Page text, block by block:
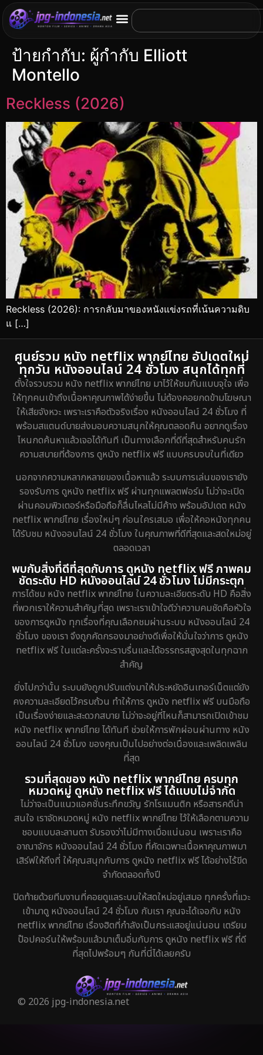
ป้ายกำกับ: ผู้กำกับ Elliott
Montello
Reckless (2026)
Reckless (2026): การกลับมาของหนังแข่งรถที่เน้นความดิบ
แ […]
ศูนย์รวม หนัง netflix พากย์ไทย อัปเดตใหม่
ทุกวัน หนังออนไลน์ 24 ชั่วโมง สนุกได้ทุกที่
ตั้งใจรวบรวม หนัง netflix พากย์ไทย มาไว้ให้ชมกันแบบจุใจ เพื่อ
ให้ทุกคนเข้าถึงเนื้อหาคุณภาพได้ง่ายขึ้น ไม่ต้องคอยกดข้ามโฆษณา
ให้เสียจังหวะ เพราะเราคือตัวจริงเรื่อง หนังออนไลน์ 24 ชั่วโมง ที่
พร้อมสแตนด์บายส่งมอบความสนุกให้คุณตลอดคืน อยากดูเรื่อง
ไหนกดค้นหาแล้วเจอได้ทันที เป็นทางเลือกที่ดีที่สุดสำหรับคนรัก
ความสบายที่ต้องการ ดูหนัง netflix ฟรี แบบครบจบในที่เดียว
นอกจากความหลากหลายของเนื้อหาแล้ว ระบบการเล่นของเรายัง
รองรับการ ดูหนัง netflix ฟรี ผ่านทุกแพลตฟอร์ม ไม่ว่าจะเปิด
ผ่านคอมพิวเตอร์หรือมือถือก็ลื่นไหลไม่มีค้าง พร้อมอัปเดต หนัง
netflix พากย์ไทย เรื่องใหม่ๆ ก่อนใครเสมอ เพื่อให้คอหนังทุกคน
ได้รับชม หนังออนไลน์ 24 ชั่วโมง ในคุณภาพที่ดีที่สุดและสดใหม่อยู่
ตลอดเวลา
พบกับสิ่งที่ดีที่สุดกับการ ดูหนัง netflix ฟรี ภาพคม
ชัดระดับ HD หนังออนไลน์ 24 ชั่วโมง ไม่มีกระตุก
การได้ชม หนัง netflix พากย์ไทย ในความละเอียดระดับ HD คือสิ่ง
ที่พวกเราให้ความสำคัญที่สุด เพราะเราเข้าใจดีว่าความคมชัดคือหัวใจ
ของการดูหนัง ทุกเรื่องที่คุณเลือกชมผ่านระบบ หนังออนไลน์ 24
ชั่วโมง ของเรา จึงถูกคัดกรองมาอย่างดีเพื่อให้มั่นใจว่าการ ดูหนัง
netflix ฟรี ในแต่ละครั้งจะราบรื่นและได้อรรถรสสูงสุดในทุกฉาก
สำคัญ
ยิ่งไปกว่านั้น ระบบยังถูกปรับแต่งมาให้ประหยัดอินเทอร์เน็ตแต่ยัง
คงความละเอียดไว้ครบถ้วน ทำให้การ ดูหนัง netflix ฟรี บนมือถือ
เป็นเรื่องง่ายและสะดวกสบาย ไม่ว่าจะอยู่ที่ไหนก็สามารถเปิดเข้าชม
หนัง netflix พากย์ไทย ได้ทันที ช่วยให้การพักผ่อนผ่านทาง หนัง
ออนไลน์ 24 ชั่วโมง ของคุณเป็นไปอย่างต่อเนื่องและเพลิดเพลิน
ที่สุด
รวมที่สุดของ หนัง netflix พากย์ไทย ครบทุก
หมวดหมู่ ดูหนัง netflix ฟรี ได้แบบไม่จำกัด
ไม่ว่าจะเป็นแนวแอคชั่นระทึกขวัญ รักโรแมนติก หรือสารคดีน่า
สนใจ เราจัดหมวดหมู่ หนัง netflix พากย์ไทย ไว้ให้เลือกตามความ
ชอบแบบละลานตา รับรองว่าไม่มีทางเบื่อแน่นอน เพราะเราคือ
อาณาจักร หนังออนไลน์ 24 ชั่วโมง ที่คัดเฉพาะเนื้อหาคุณภาพมา
เสิร์ฟให้ถึงที่ ให้คุณสนุกกับการ ดูหนัง netflix ฟรี ได้อย่างไร้ขีด
จำกัดตลอดทั้งปี
ปิดท้ายด้วยทีมงานที่คอยดูแลระบบให้สดใหม่อยู่เสมอ ทุกครั้งที่แวะ
เข้ามาดู หนังออนไลน์ 24 ชั่วโมง กับเรา คุณจะได้เจอกับ หนัง
netflix พากย์ไทย เรื่องฮิตที่กำลังเป็นกระแสอยู่แน่นอน เตรียม
ป๊อปคอร์นให้พร้อมแล้วมาเต็มอิ่มกับการ ดูหนัง netflix ฟรี ที่ดี
ที่สุดไปพร้อมๆ กันที่นี่ได้เลยครับ
© 2026 jpg-indonesia.net